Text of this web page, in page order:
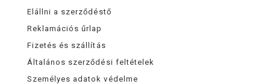
Elállni a szerződéstő
Reklamációs űrlap
Fizetés és szállítás
Általános szerződési feltételek
Személyes adatok védelme